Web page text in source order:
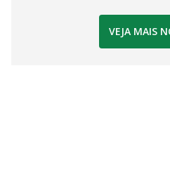
VEJA MAIS